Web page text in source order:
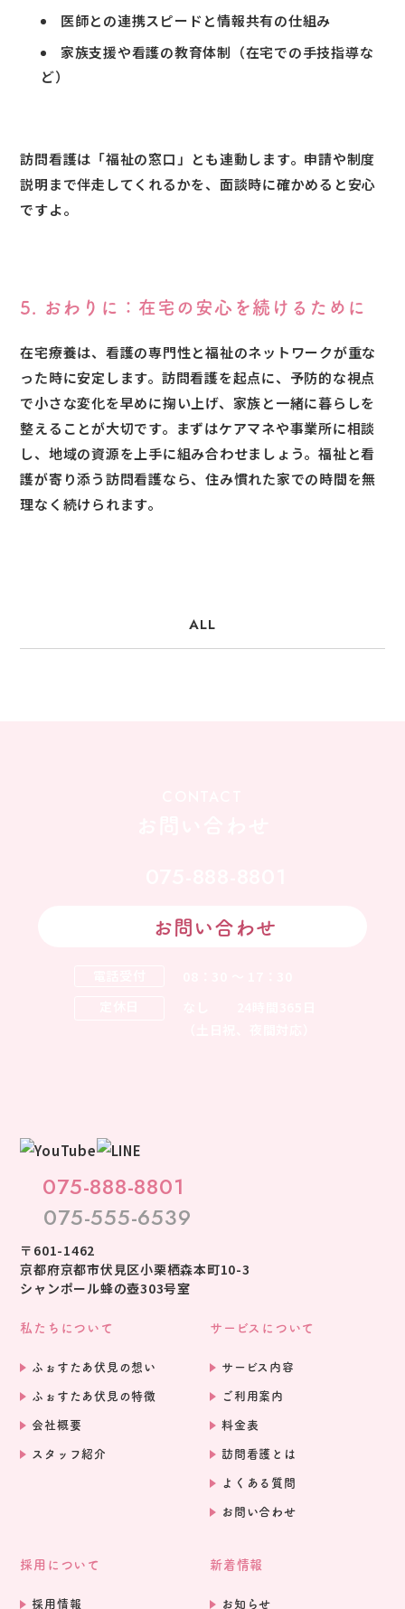
医師との連携スピードと情報共有の仕組み
家族支援や看護の教育体制（在宅での手技指導な
ど）
訪問看護は「福祉の窓口」とも連動します。申請や制度
説明まで伴走してくれるかを、面談時に確かめると安心
ですよ。
5. おわりに：在宅の安心を続けるために
在宅療養は、看護の専門性と福祉のネットワークが重な
った時に安定します。訪問看護を起点に、予防的な視点
で小さな変化を早めに掬い上げ、家族と一緒に暮らしを
整えることが大切です。まずはケアマネや事業所に相談
し、地域の資源を上手に組み合わせましょう。福祉と看
護が寄り添う訪問看護なら、住み慣れた家での時間を無
理なく続けられます。
ALL
お問い合わせ
075-888-8801
075-555-6539
〒601-1462
京都府京都市伏見区小栗栖森本町10-3
シャンポール蜂の壺303号室
私たちについて
ふぉすたあ伏見の想い
ふぉすたあ伏見の特徴
会社概要
スタッフ紹介
サービスについて
サービス内容
ご利用案内
料金表
訪問看護とは
よくある質問
お問い合わせ
採用について
採用情報
新着情報
お知らせ